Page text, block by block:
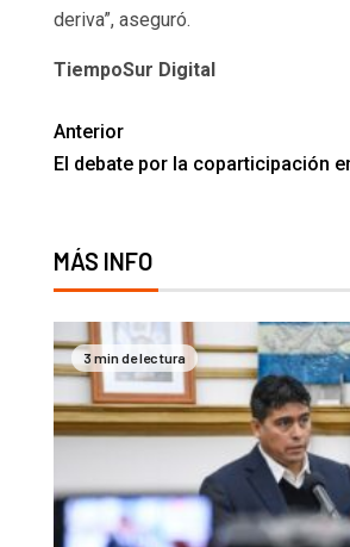
deriva”, aseguró.
TiempoSur Digital
Anterior
El debate por la coparticipación
MÁS INFO
3 min de lectura